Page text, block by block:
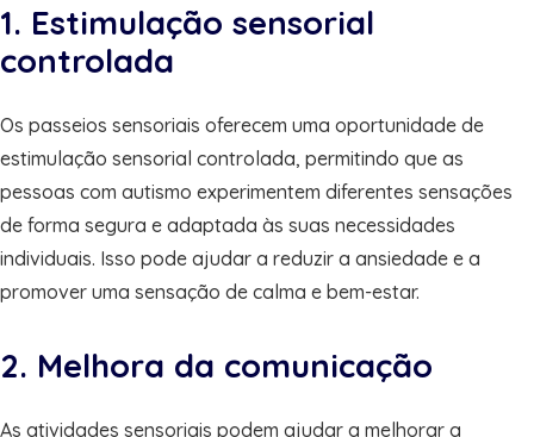
1. Estimulação sensorial
controlada
Os passeios sensoriais oferecem uma oportunidade de
estimulação sensorial controlada, permitindo que as
pessoas com autismo experimentem diferentes sensações
de forma segura e adaptada às suas necessidades
individuais. Isso pode ajudar a reduzir a ansiedade e a
promover uma sensação de calma e bem-estar.
2. Melhora da comunicação
As atividades sensoriais podem ajudar a melhorar a